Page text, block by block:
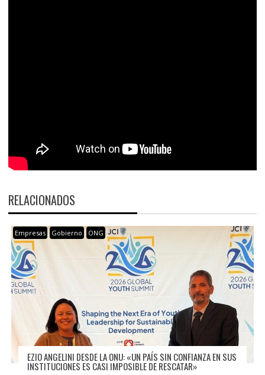
RELACIONADOS
Empresas Gobierno ONG
EZIO ANGELINI DESDE LA ONU: «UN PAÍS SIN CONFIANZA EN SUS
INSTITUCIONES ES CASI IMPOSIBLE DE RESCATAR»